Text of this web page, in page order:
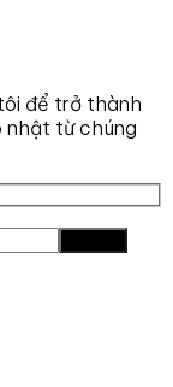
để trở thành
nhật từ chúng